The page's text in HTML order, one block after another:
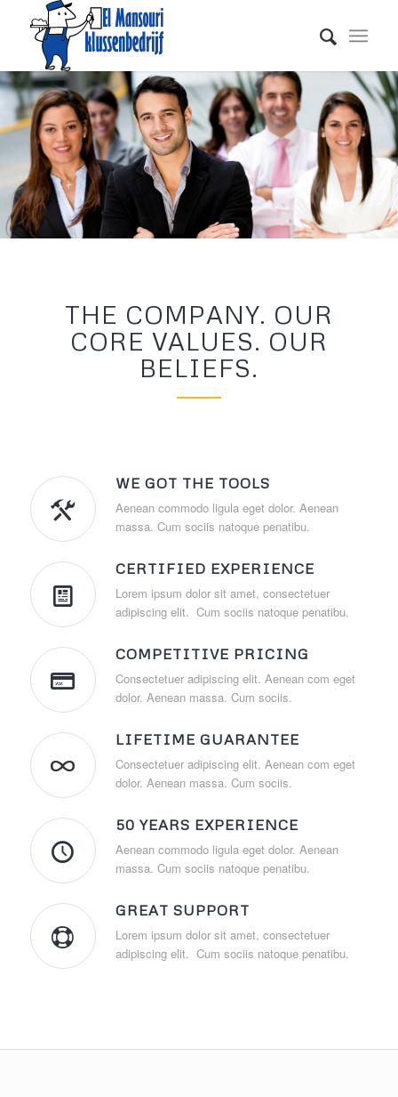
THE COMPANY. OUR
CORE VALUES. OUR
BELIEFS.
WE GOT THE TOOLS
Aenean commodo ligula eget dolor. Aenean
massa. Cum sociis natoque penatibu.
CERTIFIED EXPERIENCE
Lorem ipsum dolor sit amet, consectetuer
adipiscing elit. Cum sociis natoque penatibu.
COMPETITIVE PRICING
Consectetuer adipiscing elit. Aenean com eget
dolor. Aenean massa. Cum sociis.
LIFETIME GUARANTEE
Consectetuer adipiscing elit. Aenean com eget
dolor. Aenean massa. Cum sociis.
50 YEARS EXPERIENCE
Aenean commodo ligula eget dolor. Aenean
massa. Cum sociis natoque penatibu.
GREAT SUPPORT
Lorem ipsum dolor sit amet, consectetuer
adipiscing elit. Cum sociis natoque penatibu.